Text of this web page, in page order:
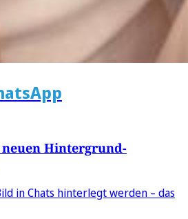
Hintergrund-
in Chats hinterlegt werden – das